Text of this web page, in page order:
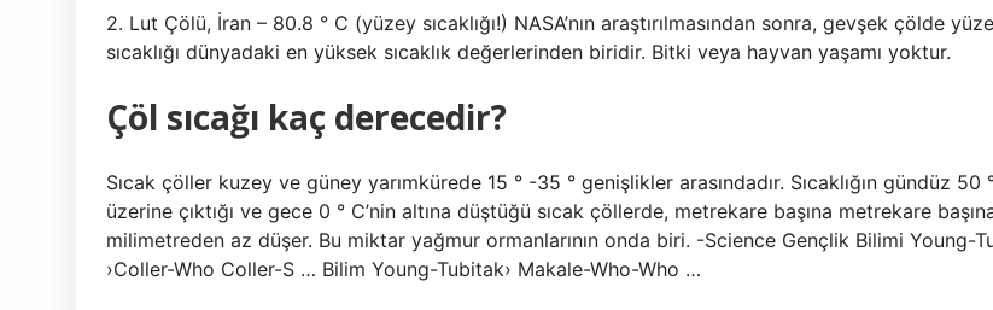
2. Lut Çölü, İran – 80.8 ° C (yüzey sıcaklığı!) NASA’nın araştırılmasından sonra, gevşek çölde
sıcaklığı dünyadaki en yüksek sıcaklık değerlerinden biridir. Bitki veya hayvan yaşamı yoktur.
Çöl sıcağı kaç derecedir?
Sıcak çöller kuzey ve güney yarımkürede 15 ° -35 ° genişlikler arasındadır. Sıcaklığın gündüz 50
üzerine çıktığı ve gece 0 ° C’nin altına düştüğü sıcak çöllerde, metrekare başına metrekare
milimetreden az düşer. Bu miktar yağmur ormanlarının onda biri. -Science Gençlik Bilimi Young-
›Coller-Who Coller-S … Bilim Young-Tubitak› Makale-Who-Who …